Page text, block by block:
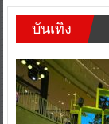
บันเทิง